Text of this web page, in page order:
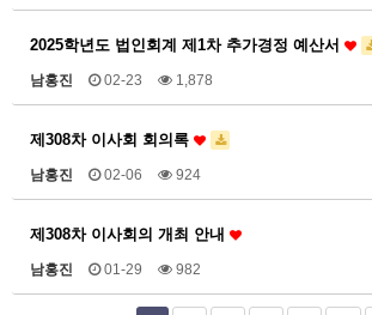
2025학년도 법인회계 제1차 추가경정 예산서
남홍진 02-23 1,878
제308차 이사회 회의록
남홍진 02-06 924
제308차 이사회의 개최 안내
남홍진 01-29 982